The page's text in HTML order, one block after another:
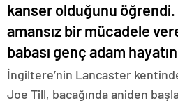
kanser olduğunu öğrendi.
amansız bir mücadele
babası genç adam
İngiltere’nin Lancaster
Joe Till, bacağında aniden